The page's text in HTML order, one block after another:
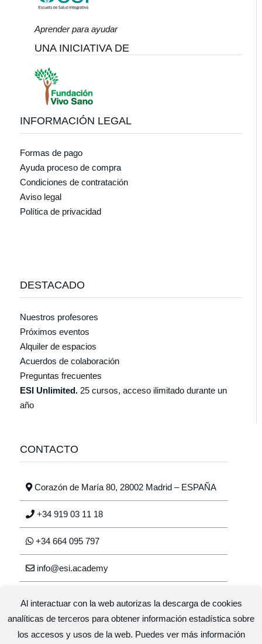
Aprender para ayudar
UNA INICIATIVA DE
INFORMACIÓN LEGAL
Formas de pago
Ayuda proceso de compra
Condiciones de contratación
Aviso legal
Política de privacidad
DESTACADO
Nuestros profesores
Próximos eventos
Alquiler de espacios
Acuerdos de colaboración
Preguntas frecuentes
ESI Unlimited. 25 cursos, acceso ilimitado durante un
año
CONTACTO
Corazón de María 80, 28002 Madrid – ESPAÑA
+34 919 03 11 18
+34 664 095 797
info@esi.academy
Escuela de salud integrativa © 2026 · Diseño y
Al interactuar con la web autorizas la descarga de cookies
analíticas de terceros para obtener información estadística sobre
los accesos y usos de la web. Puedes ver más información